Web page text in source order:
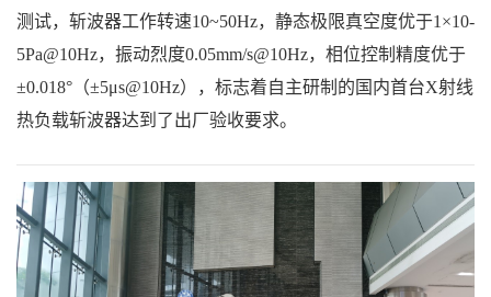
测试，斩波器工作转速10~50Hz，静态极限真空度优于1×10-
5Pa@10Hz，振动烈度0.05mm/s@10Hz，相位控制精度优于
±0.018°（±5μs@10Hz），标志着自主研制的国内首台X射线
热负载斩波器达到了出厂验收要求。